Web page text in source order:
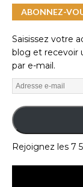
ABONNEZ-
Saisissez votre
blog et recevoir
par e-mail.
Rejoignez les 7